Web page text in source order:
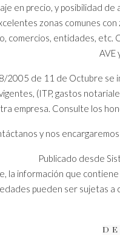
en precio, y posibilidad de
zonas comunes
entidades, etc.
AVE
2005 de 11 de Octubre
(ITP, gastos
empresa. Consulte los
y nos
Publicado desde
la información que
pueden ser sujetas